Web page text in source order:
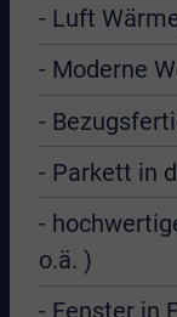
- Luft
- Moderne
-
- Parkett in
-
o.ä. )
- Fenster in